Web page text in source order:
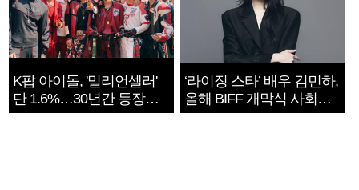
K팝 아이돌, '밀리언셀러'
단 1.6%…30년간 등장
1182개팀 전수조사
‘라이징 스타’ 배우 김민하,
올해 BIFF 개막식 사회자
확정